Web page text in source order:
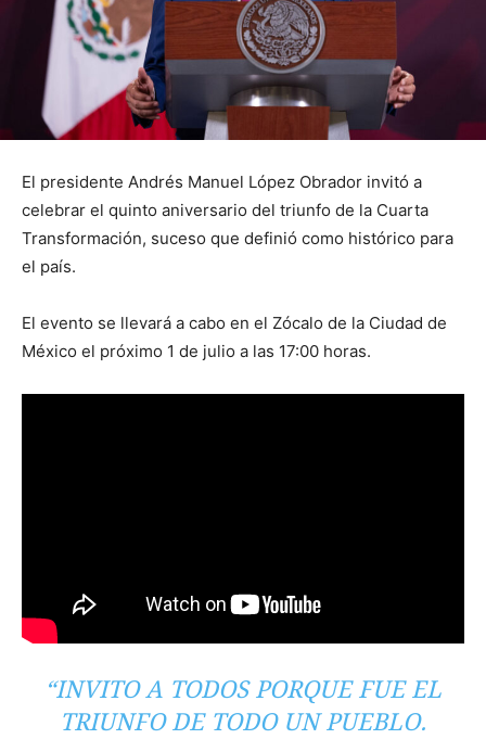
El presidente Andrés Manuel López Obrador invitó a
celebrar el quinto aniversario del triunfo de la Cuarta
Transformación, suceso que definió como histórico para
el país.
El evento se llevará a cabo en el Zócalo de la Ciudad de
México el próximo 1 de julio a las 17:00 horas.
“INVITO A TODOS PORQUE FUE EL
TRIUNFO DE TODO UN PUEBLO.